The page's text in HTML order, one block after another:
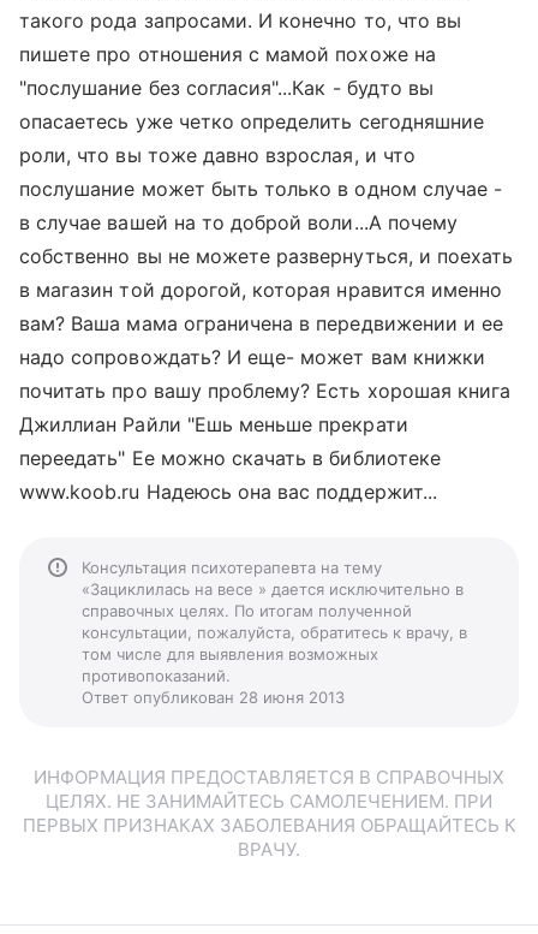
такого рода запросами. И конечно то, что вы
пишете про отношения с мамой похоже на
"послушание без согласия"...Как - будто вы
опасаетесь уже четко определить сегодняшние
роли, что вы тоже давно взрослая, и что
послушание может быть только в одном случае -
в случае вашей на то доброй воли...А почему
собственно вы не можете развернуться, и поехать
в магазин той дорогой, которая нравится именно
вам? Ваша мама ограничена в передвижении и ее
надо сопровождать? И еще- может вам книжки
почитать про вашу проблему? Есть хорошая книга
Джиллиан Райли "Ешь меньше прекрати
переедать" Ее можно скачать в библиотеке
www.koob.ru Надеюсь она вас поддержит...
Консультация психотерапевта на тему
«Зациклилась на весе » дается исключительно в
справочных целях. По итогам полученной
консультации, пожалуйста, обратитесь к врачу, в
том числе для выявления возможных
противопоказаний.
Ответ опубликован 28 июня 2013
ИНФОРМАЦИЯ ПРЕДОСТАВЛЯЕТСЯ В СПРАВОЧНЫХ
ЦЕЛЯХ. НЕ ЗАНИМАЙТЕСЬ САМОЛЕЧЕНИЕМ. ПРИ
ПЕРВЫХ ПРИЗНАКАХ ЗАБОЛЕВАНИЯ ОБРАЩАЙТЕСЬ К
ВРАЧУ.